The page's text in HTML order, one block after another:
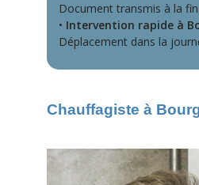
Document transmis à la
• Intervention rapide à
Déplacement dans la
Chauffagiste à